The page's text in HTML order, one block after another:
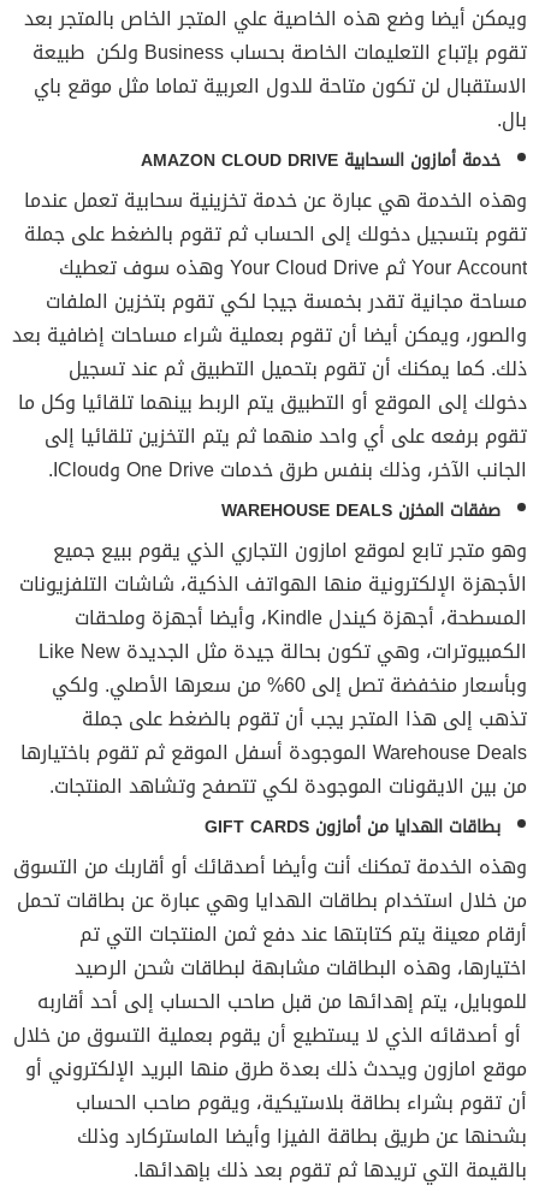
ويمكن أيضا وضع هذه الخاصية علي المتجر الخاص بالمتجر بعد
تقوم بإتباع التعليمات الخاصة بحساب Business ولكن طبيعة
الاستقبال لن تكون متاحة للدول العربية تماما مثل موقع باي
بال.
خدمة أمازون السحابية AMAZON CLOUD DRIVE
وهذه الخدمة هي عبارة عن خدمة تخزينية سحابية تعمل عندما
تقوم بتسجيل دخولك إلى الحساب ثم تقوم بالضغط على جملة
Your Account ثم Your Cloud Drive وهذه سوف تعطيك
مساحة مجانية تقدر بخمسة جيجا لكي تقوم بتخزين الملفات
والصور، ويمكن أيضا أن تقوم بعملية شراء مساحات إضافية بعد
ذلك. كما يمكنك أن تقوم بتحميل التطبيق ثم عند تسجيل
دخولك إلى الموقع أو التطبيق يتم الربط بينهما تلقائيا وكل ما
تقوم برفعه على أي واحد منهما ثم يتم التخزين تلقائيا إلى
الجانب الآخر، وذلك بنفس طرق خدمات One Drive وICloud.
صفقات المخزن WAREHOUSE DEALS
وهو متجر تابع لموقع امازون التجاري الذي يقوم ببيع جميع
الأجهزة الإلكترونية منها الهواتف الذكية، شاشات التلفزيونات
المسطحة، أجهزة كيندل Kindle، وأيضا أجهزة وملحقات
الكمبيوترات، وهي تكون بحالة جيدة مثل الجديدة Like New
وبأسعار منخفضة تصل إلى 60% من سعرها الأصلي. ولكي
تذهب إلى هذا المتجر يجب أن تقوم بالضغط على جملة
Warehouse Deals الموجودة أسفل الموقع ثم تقوم باختيارها
من بين الايقونات الموجودة لكي تتصفح وتشاهد المنتجات.
بطاقات الهدايا من أمازون GIFT CARDS
وهذه الخدمة تمكنك أنت وأيضا أصدقائك أو أقاربك من التسوق
من خلال استخدام بطاقات الهدايا وهي عبارة عن بطاقات تحمل
أرقام معينة يتم كتابتها عند دفع ثمن المنتجات التي تم
اختيارها، وهذه البطاقات مشابهة لبطاقات شحن الرصيد
للموبايل، يتم إهدائها من قبل صاحب الحساب إلى أحد أقاربه
أو أصدقائه الذي لا يستطيع أن يقوم بعملية التسوق من خلال
موقع امازون ويحدث ذلك بعدة طرق منها البريد الإلكتروني أو
أن تقوم بشراء بطاقة بلاستيكية، ويقوم صاحب الحساب
بشحنها عن طريق بطاقة الفيزا وأيضا الماستركارد وذلك
بالقيمة التي تريدها ثم تقوم بعد ذلك بإهدائها.